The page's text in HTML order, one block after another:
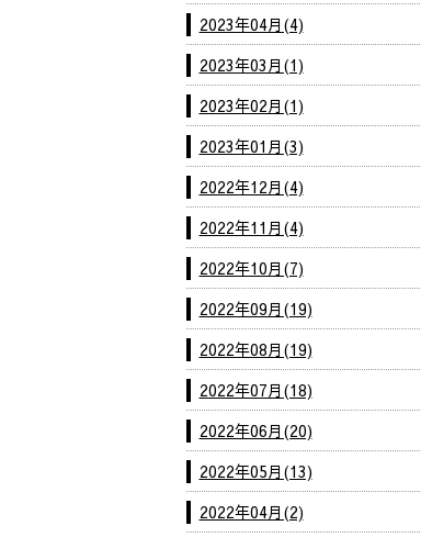
2023年04月(4)
2023年03月(1)
2023年02月(1)
2023年01月(3)
2022年12月(4)
2022年11月(4)
2022年10月(7)
2022年09月(19)
2022年08月(19)
2022年07月(18)
2022年06月(20)
2022年05月(13)
2022年04月(2)